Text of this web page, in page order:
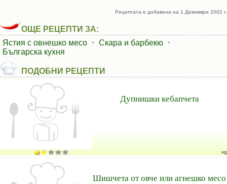
Рецептата е добавена на 1 Декември 2002 г.
ОЩЕ РЕЦЕПТИ ЗА:
Ястия с овнешко месо ⋅ Скара и барбекю ⋅
Българска кухня
ПОДОБНИ РЕЦЕПТИ
Дупнишки кебапчета
vg
Шишчета от овче или агнешко месо